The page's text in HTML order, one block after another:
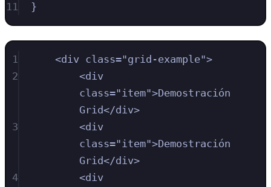
11
}
1 <div class="grid-example">
2
<div
class="item">Demostración
Grid</div>
3
<div
class="item">Demostración
Grid</div>
4
<div